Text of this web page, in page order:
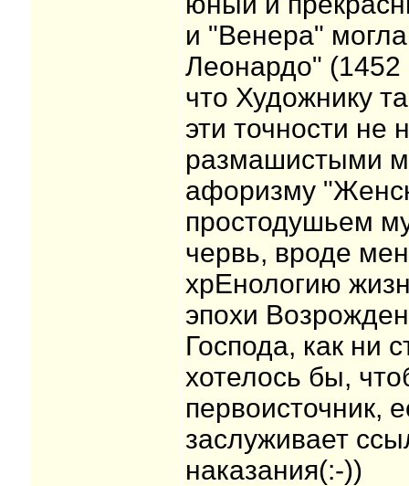
и "Венера"
Леонардо" (1452
что Художнику
эти точности не
размашистыми
афоризму
простодушьем
червь, вроде
хрЕнологию
эпохи
Господа, как ни
хотелось бы,
первоисточник,
заслуживает
наказания(:-))